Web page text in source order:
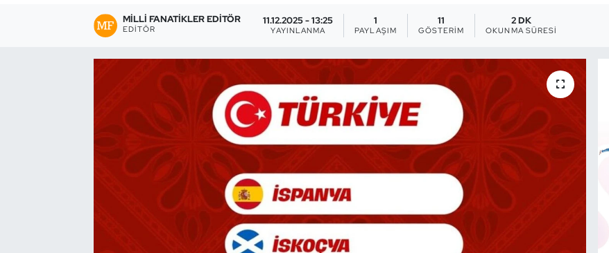
MILLI FANATIKLER EDITÖR
EDITÖR
11.12.2025 - 13:25
YAYINLANMA
1
PAYLAŞIM
11
GÖSTERIM
2 DK
OKUNMA SÜRESI
Buz Hokeyi